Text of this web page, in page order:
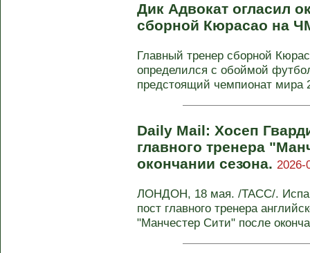
Дик Адвокат огласил
сборной Кюрасао на
Главный тренер сборной
определился с обоймой
предстоящий чемпионат мира
Daily Mail: Хосеп
главного тренера
окончании сезона. 2026-
ЛОНДОН, 18 мая. /ТАСС/.
пост главного тренера
"Манчестер Сити" после